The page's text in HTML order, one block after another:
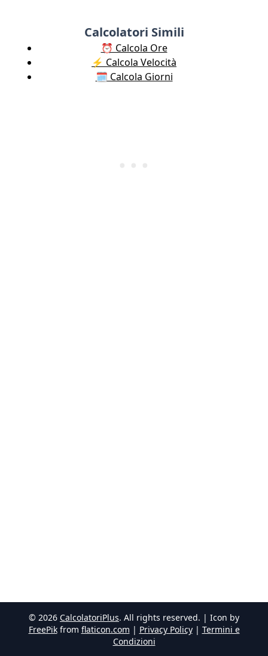
Calcolatori Simili
⏰ Calcola Ore
⚡️ Calcola Velocità
🗓️ Calcola Giorni
© 2026 CalcolatoriPlus. All rights reserved. | Icon by
FreePik from flaticon.com | Privacy Policy| Termini e
Condizioni